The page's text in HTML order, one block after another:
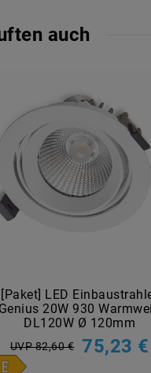
auch
[Paket] LED
Genius 20W 930
DL120W Ø 120mm
UVP 82,60 € 75,23 €